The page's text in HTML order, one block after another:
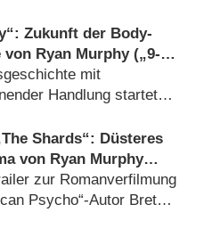
Zukunft der Body-
Ryan Murphy („9-1-
in der Schwebe
mit
Handlung startete
Shards“: Düsteres
von Ryan Murphy
Horror Story“) feiert
zur Romanverfilmung
Psycho“-Autor Bret